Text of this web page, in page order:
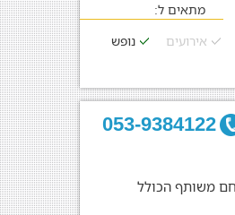
מתאים ל:
אירועים
נופש
053-9384122
ומתחם משותף הכולל